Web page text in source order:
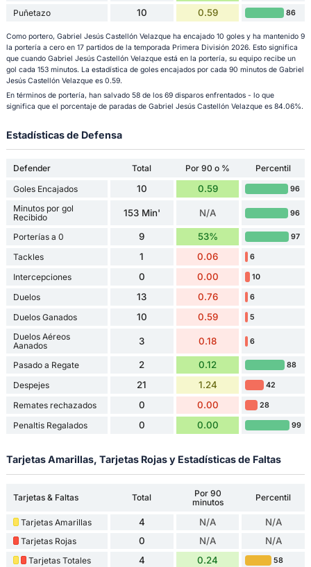
Puñetazo 10 0.59 86
Como portero, Gabriel Jesús Castellón Velazque ha encajado 10 goles y ha mantenido 9
la portería a cero en 17 partidos de la temporada Primera División 2026. Esto significa
que cuando Gabriel Jesús Castellón Velazque está en la portería, su equipo recibe un
gol cada 153 minutos. La estadística de goles encajados por cada 90 minutos de Gabriel
Jesús Castellón Velazque es 0.59.
En términos de portería, han salvado 58 de los 69 disparos enfrentados - lo que
significa que el porcentaje de paradas de Gabriel Jesús Castellón Velazque es 84.06%.
Estadísticas de Defensa
Defender Total Por 90 o %
Percentil
Goles Encajados
10 0.59 96
Minutos por gol
Recibido
153 Min' N/A 96
Porterías a 0 9 53% 97
Tackles 1 0.06 6
Intercepciones 0 0.00 10
Duelos 13 0.76 6
Duelos Ganados 10 0.59 5
Duelos Aéreos
Aanados
3 0.18 6
Pasado a Regate 2 0.12 88
Despejes 21 1.24 42
Remates rechazados 0 0.00 28
Penaltis Regalados 0 0.00 99
Tarjetas Amarillas, Tarjetas Rojas y Estadísticas de Faltas
Tarjetas & Faltas Total
Por 90
minutos
Percentil
Tarjetas Amarillas 4 N/A N/A
Tarjetas Rojas 0 N/A N/A
Tarjetas Totales 4 0.24 58